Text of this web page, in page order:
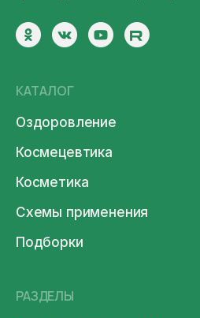
РАЗДЕЛЫ
КАТАЛОГ
Оздоровление
Космецевтика
Косметика
Схемы применения
Подборки